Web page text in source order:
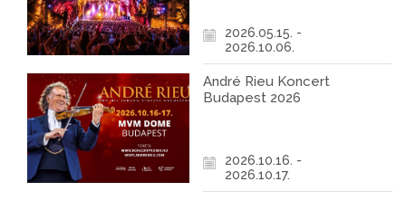
2026.05.15. -
2026.10.06.
André Rieu Koncert
Budapest 2026
2026.10.16. -
2026.10.17.